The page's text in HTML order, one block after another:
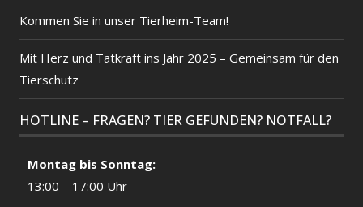
Kommen Sie in unser Tierheim-Team!
Mit Herz und Tatkraft ins Jahr 2025 – Gemeinsam für den
Tierschutz
HOTLINE – FRAGEN? TIER GEFUNDEN? NOTFALL?
Montag bis Sonntag:
13:00 – 17:00 Uhr